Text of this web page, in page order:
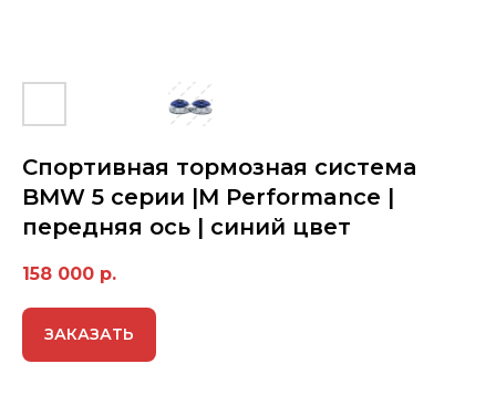
Спортивная тормозная сиcтемa
BMW 5 серии |M Performance |
передняя ось | синий цвет
158 000 р.
ЗАКАЗАТЬ